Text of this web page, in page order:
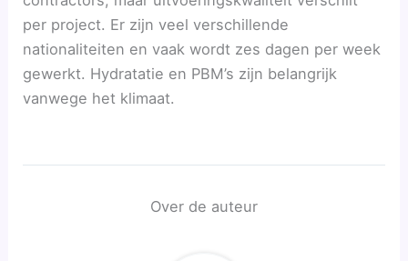
per project. Er zijn veel verschillende
nationaliteiten en vaak wordt zes dagen per week
gewerkt. Hydratatie en PBM’s zijn belangrijk
vanwege het klimaat.
Over de auteur